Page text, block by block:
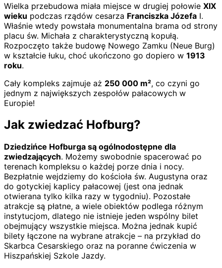
Wielka przebudowa miała miejsce w drugiej połowie XIX
wieku podczas rządów cesarza Franciszka Józefa I.
Właśnie wtedy powstała monumentalna brama od strony
placu św. Michała z charakterystyczną kopułą.
Rozpoczęto także budowę Nowego Zamku (Neue Burg)
w kształcie łuku, choć ukończono go dopiero w 1913
roku.
Cały kompleks zajmuje aż 250 000 m², co czyni go
jednym z największych zespołów pałacowych w
Europie!
Jak zwiedzać Hofburg?
Dziedzińce Hofburga są ogólnodostępne dla
zwiedzających. Możemy swobodnie spacerować po
terenach kompleksu o każdej porze dnia i nocy.
Bezpłatnie wejdziemy do kościoła św. Augustyna oraz
do gotyckiej kaplicy pałacowej (jest ona jednak
otwierana tylko kilka razy w tygodniu). Pozostałe
atrakcje są płatne, a wiele obiektów podlega różnym
instytucjom, dlatego nie istnieje jeden wspólny bilet
obejmujący wszystkie miejsca. Można jednak kupić
bilety łączone na wybrane atrakcje – na przykład do
Skarbca Cesarskiego oraz na poranne ćwiczenia w
Hiszpańskiej Szkole Jazdy.